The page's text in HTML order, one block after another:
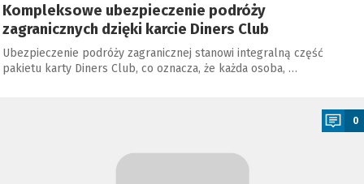
Kompleksowe ubezpieczenie podróży
zagranicznych dzięki karcie Diners Club
Ubezpieczenie podróży zagranicznej stanowi integralną część
pakietu karty Diners Club, co oznacza, że każda osoba, …
0